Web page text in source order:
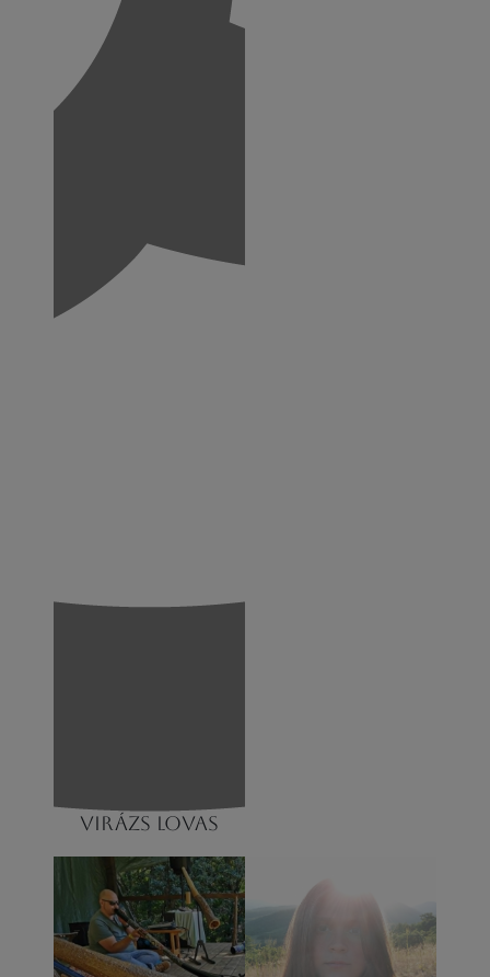
VIRÁZS LOVAS